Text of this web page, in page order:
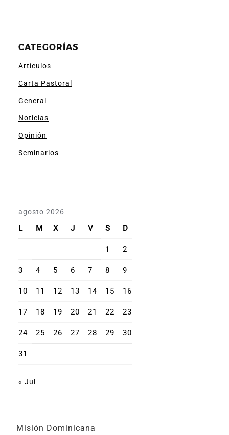
CATEGORÍAS
Artículos
Carta Pastoral
General
Noticias
Opinión
Seminarios
agosto 2026
L M X J V S D
1 2
3 4 5 6 7 8 9
10 11 12 13 14 15 16
17 18 19 20 21 22 23
24 25 26 27 28 29 30
31
« Jul
Misión Dominicana